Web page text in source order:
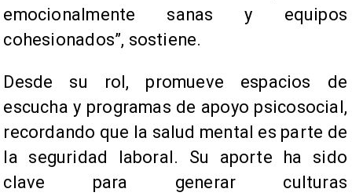
emocionalmente sanas y equipos
cohesionados”, sostiene.
Desde su rol, promueve espacios de
escucha y programas de apoyo psicosocial,
recordando que la salud mental es parte de
la seguridad laboral. Su aporte ha sido
clave para generar culturas